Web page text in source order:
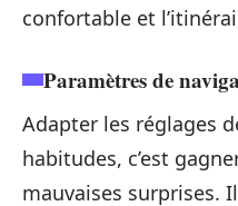
confortable et
Paramètres de
Adapter les réglages
habitudes, c’est
mauvaises surprises.